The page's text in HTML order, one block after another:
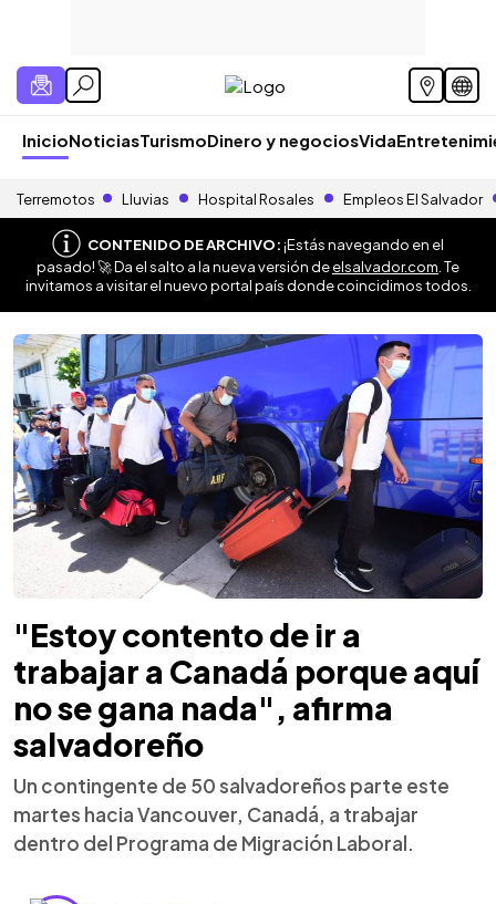
InicioNoticiasTurismoDinero y negociosVida
Terremotos Lluvias Hospital Rosales Empleos El Salvador
CONTENIDO DE ARCHIVO:¡Estás navegando en el
pasado! 🚀 Da el salto a la nueva versión deelsalvador.com . Te
invitamos a visitar el nuevo portal país donde coincidimos todos.
"Estoy contento de ir a
trabajar a Canadá porque aquí
no se gana nada", afirma
salvadoreño
Un contingente de 50 salvadoreños parte este
martes hacia Vancouver, Canadá, a trabajar
dentro del Programa de Migración Laboral.